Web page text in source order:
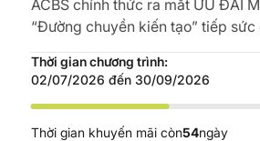
ACBS chính thức ra mắt ƯU ĐÃI
“Đường chuyền kiến tạo” tiếp
Thời gian chương trình:
02/07/2026 đến 30/09/2026
Thời gian khuyến mãi còn54ngày